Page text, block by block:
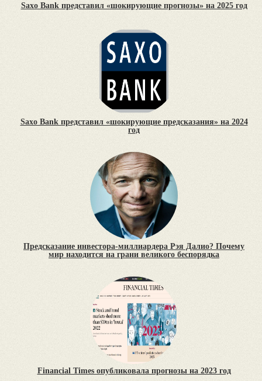
Saxo Bank представил «шокирующие прогнозы» на 2025 год
Saxo Bank представил «шокирующие предсказания» на 2024
год
Предсказание инвестора-миллиардера Рэя Далио? Почему
мир находится на грани великого беспорядка
Financial Times опубликовала прогнозы на 2023 год